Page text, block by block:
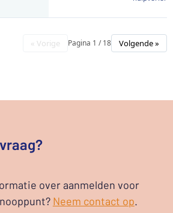
« Vorige Pagina 1 / 18 Volgende »
over aanmelden voor
Neem contact op.